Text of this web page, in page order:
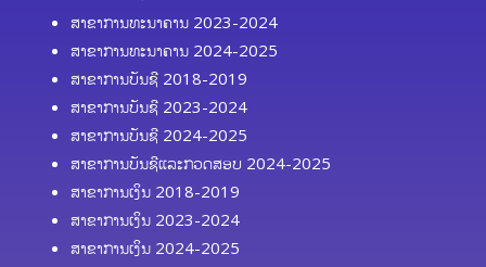
ສາຂາການທະນາຄານ 2023-2024
ສາຂາການທະນາຄານ 2024-2025
ສາຂາການບັນຊີ 2018-2019
ສາຂາການບັນຊີ 2023-2024
ສາຂາການບັນຊີ 2024-2025
ສາຂາການບັນຊີແລະກວດສອບ 2024-2025
ສາຂາການເງິນ 2018-2019
ສາຂາການເງິນ 2023-2024
ສາຂາການເງິນ 2024-2025